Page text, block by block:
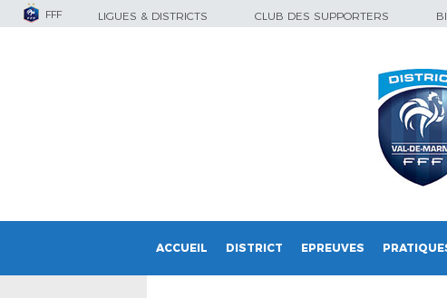
FFF LIGUES & DISTRICTS CLUB DES SUPPORTERS
ACCUEIL DISTRICT EPREUVES